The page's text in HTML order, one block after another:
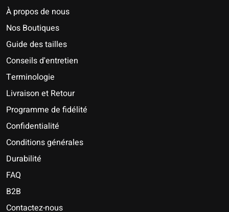
À propos de nous
Nos Boutiques
Guide des tailles
Conseils d'entretien
Terminologie
Livraison et Retour
Programme de fidélité
Confidentialité
Conditions générales
Durabilité
FAQ
B2B
Contactez-nous